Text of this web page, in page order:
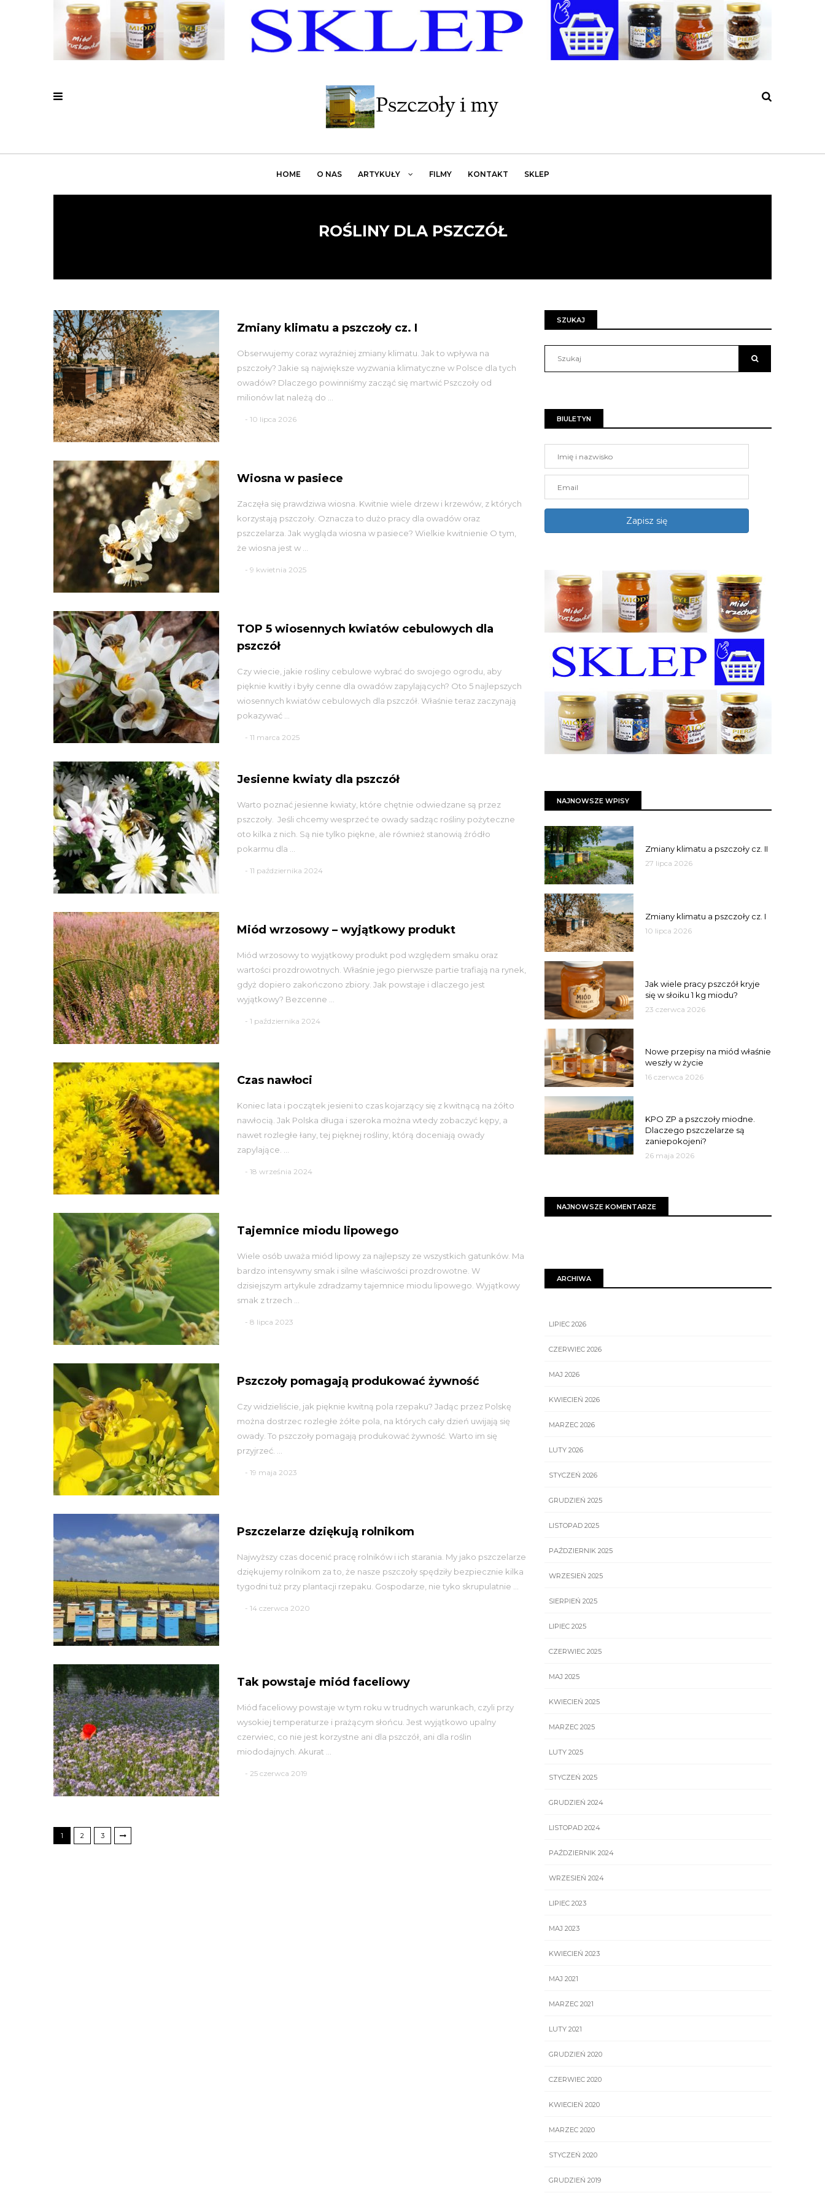
HOME O NAS ARTYKUŁY FILMY KONTAKT SKLEP
ROŚLINY DLA PSZCZÓŁ
Zmiany klimatu a pszczoły cz. I
Obserwujemy coraz wyraźniej zmiany klimatu. Jak to wpływa na
pszczoły? Jakie są największe wyzwania klimatyczne w Polsce dla tych
owadów? Dlaczego powinniśmy zacząć się martwić Pszczoły od
milionów lat należą do ...
- 10 lipca 2026
Wiosna w pasiece
Zaczęła się prawdziwa wiosna. Kwitnie wiele drzew i krzewów, z których
korzystają pszczoły. Oznacza to dużo pracy dla owadów oraz
pszczelarza. Jak wygląda wiosna w pasiece? Wielkie kwitnienie O tym,
że wiosna jest w ...
- 9 kwietnia 2025
TOP 5 wiosennych kwiatów cebulowych dla
pszczół
Czy wiecie, jakie rośliny cebulowe wybrać do swojego ogrodu, aby
pięknie kwitły i były cenne dla owadów zapylających? Oto 5 najlepszych
wiosennych kwiatów cebulowych dla pszczół. Właśnie teraz zaczynają
pokazywać ...
- 11 marca 2025
Jesienne kwiaty dla pszczół
Warto poznać jesienne kwiaty, które chętnie odwiedzane są przez
pszczoły. Jeśli chcemy wesprzeć te owady sadząc rośliny pożyteczne
oto kilka z nich. Są nie tylko piękne, ale również stanowią źródło
pokarmu dla ...
- 11 października 2024
Miód wrzosowy – wyjątkowy produkt
Miód wrzosowy to wyjątkowy produkt pod względem smaku oraz
wartości prozdrowotnych. Właśnie jego pierwsze partie trafiają na rynek,
gdyż dopiero zakończono zbiory. Jak powstaje i dlaczego jest
wyjątkowy? Bezcenne ...
- 1 października 2024
Czas nawłoci
Koniec lata i początek jesieni to czas kojarzący się z kwitnącą na żółto
nawłocią. Jak Polska długa i szeroka można wtedy zobaczyć kępy, a
nawet rozległe łany, tej pięknej rośliny, którą doceniają owady
zapylające. ...
- 18 września 2024
Tajemnice miodu lipowego
Wiele osób uważa miód lipowy za najlepszy ze wszystkich gatunków. Ma
bardzo intensywny smak i silne właściwości prozdrowotne. W
dzisiejszym artykule zdradzamy tajemnice miodu lipowego. Wyjątkowy
smak z trzech ...
- 8 lipca 2023
Pszczoły pomagają produkować żywność
Czy widzieliście, jak pięknie kwitną pola rzepaku? Jadąc przez Polskę
można dostrzec rozległe żółte pola, na których cały dzień uwijają się
owady. To pszczoły pomagają produkować żywność. Warto im się
przyjrzeć. ...
- 19 maja 2023
Pszczelarze dziękują rolnikom
Najwyższy czas docenić pracę rolników i ich starania. My jako pszczelarze
dziękujemy rolnikom za to, że nasze pszczoły spędziły bezpiecznie kilka
tygodni tuż przy plantacji rzepaku. Gospodarze, nie tyko skrupulatnie ...
- 14 czerwca 2020
Tak powstaje miód faceliowy
Miód faceliowy powstaje w tym roku w trudnych warunkach, czyli przy
wysokiej temperaturze i prażącym słońcu. Jest wyjątkowo upalny
czerwiec, co nie jest korzystne ani dla pszczół, ani dla roślin
miododajnych. Akurat ...
- 25 czerwca 2019
1 2 3
SZUKAJ
BIULETYN
NAJNOWSZE WPISY
Zmiany klimatu a pszczoły cz. II
27 lipca 2026
Zmiany klimatu a pszczoły cz. I
10 lipca 2026
Jak wiele pracy pszczół kryje
się w słoiku 1 kg miodu?
23 czerwca 2026
Nowe przepisy na miód właśnie
weszły w życie
16 czerwca 2026
KPO ZP a pszczoły miodne.
Dlaczego pszczelarze są
zaniepokojeni?
26 maja 2026
NAJNOWSZE KOMENTARZE
ARCHIWA
LIPIEC 2026
CZERWIEC 2026
MAJ 2026
KWIECIEŃ 2026
MARZEC 2026
LUTY 2026
STYCZEŃ 2026
GRUDZIEŃ 2025
LISTOPAD 2025
PAŹDZIERNIK 2025
WRZESIEŃ 2025
SIERPIEŃ 2025
LIPIEC 2025
CZERWIEC 2025
MAJ 2025
KWIECIEŃ 2025
MARZEC 2025
LUTY 2025
STYCZEŃ 2025
GRUDZIEŃ 2024
LISTOPAD 2024
PAŹDZIERNIK 2024
WRZESIEŃ 2024
LIPIEC 2023
MAJ 2023
KWIECIEŃ 2023
MAJ 2021
MARZEC 2021
LUTY 2021
GRUDZIEŃ 2020
CZERWIEC 2020
KWIECIEŃ 2020
MARZEC 2020
STYCZEŃ 2020
GRUDZIEŃ 2019